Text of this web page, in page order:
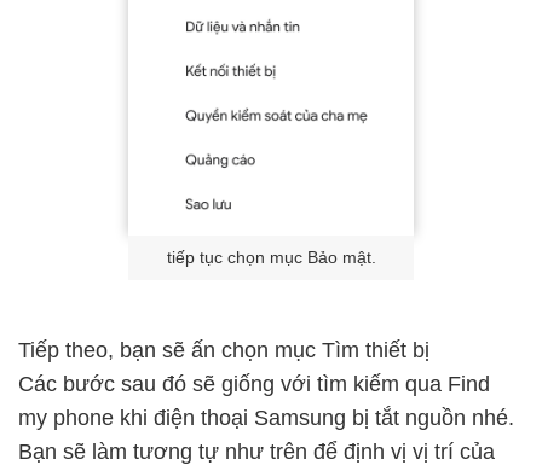
tiếp tục chọn mục Bảo mật.
Tiếp theo, bạn sẽ ấn chọn mục Tìm thiết bị
Các bước sau đó sẽ giống với tìm kiếm qua Find
my phone khi điện thoại Samsung bị tắt nguồn nhé.
Bạn sẽ làm tương tự như trên để định vị vị trí của